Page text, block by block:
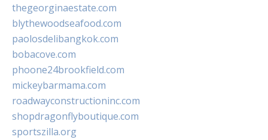
thegeorginaestate.com
blythewoodseafood.com
paolosdelibangkok.com
bobacove.com
phoone24brookfield.com
mickeybarmama.com
roadwayconstructioninc.com
shopdragonflyboutique.com
sportszilla.org